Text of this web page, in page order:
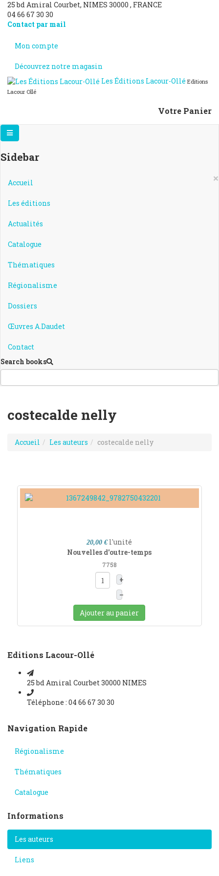
25 bd Amiral Courbet, NIMES 30000 , FRANCE
04 66 67 30 30
Contact par mail
Mon compte
Découvrez notre magasin
Les Éditions Lacour-Ollé Editions
Lacour Ollé
Votre Panier
Sidebar
×
Accueil
Les éditions
Actualités
Catalogue
Thématiques
Régionalisme
Dossiers
Œuvres A.Daudet
Contact
Search books
costecalde nelly
Accueil Les auteurs costecalde nelly
20,00 € l'unité
Nouvelles d'outre-temps
7758
+
–
Ajouter au panier
Editions Lacour-Ollé
25 bd Amiral Courbet 30000 NIMES
Téléphone : 04 66 67 30 30
Navigation Rapide
Régionalisme
Thématiques
Catalogue
Informations
Les auteurs
Liens